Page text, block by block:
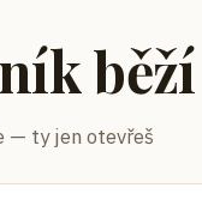
běží
— ty jen otevřeš